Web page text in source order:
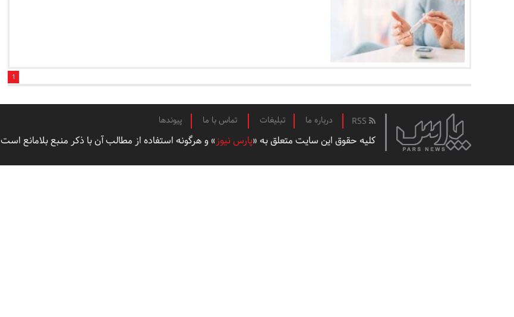
1
درباره ما تبلیغات تماس با ما پیوندها
کلیه حقوق این سایت متعلق به «پارس نیوز» و هرگونه استفاده از مطالب آن با ذکر منبع بلامانع است